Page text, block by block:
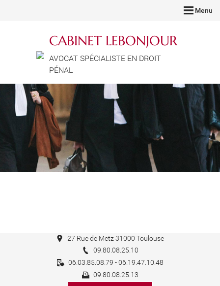
Menu
CABINET LEBONJOUR
AVOCAT SPÉCIALISTE EN DROIT
PÉNAL
27 Rue de Metz 31000 Toulouse
09.80.08.25.10
06.03.85.08.79 - 06.19.47.10.48
09.80.08.25.13